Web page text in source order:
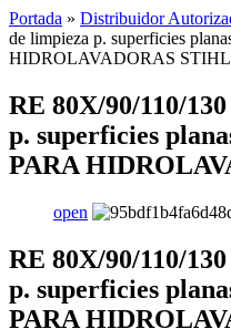
Portada » Distribuidor
de limpieza p. superficies
HIDROLAVADORAS STIHL
RE 80X/90/110/
p. superficies
PARA
open
RE 80X/90/110/
p. superficies
PARA